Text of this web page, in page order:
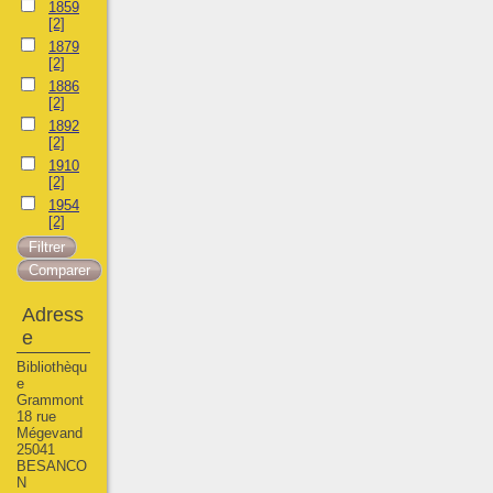
1859
[2]
1879
[2]
1886
[2]
1892
[2]
1910
[2]
1954
[2]
Adress
e
Bibliothèqu
e
Grammont
18 rue
Mégevand
25041
BESANCO
N